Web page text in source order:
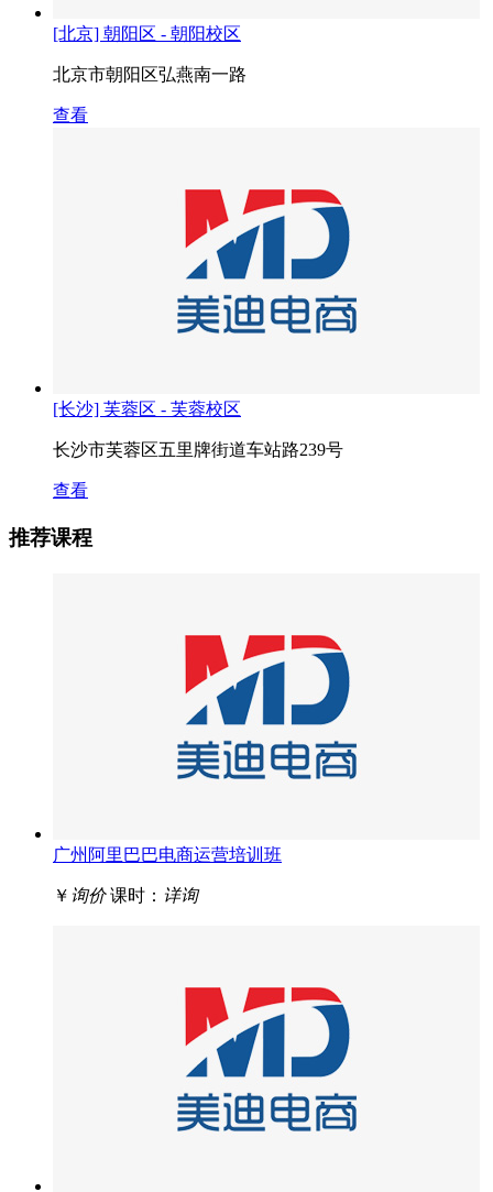
[北京] 朝阳区 - 朝阳校区
北京市朝阳区弘燕南一路
查看
[长沙] 芙蓉区 - 芙蓉校区
长沙市芙蓉区五里牌街道车站路239号
查看
推荐课程
广州阿里巴巴电商运营培训班
￥ 询价 课时： 详询